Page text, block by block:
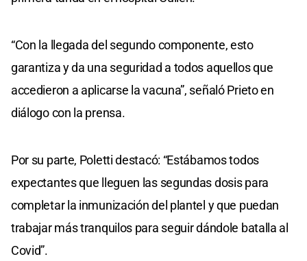
“Con la llegada del segundo componente, esto
garantiza y da una seguridad a todos aquellos que
accedieron a aplicarse la vacuna”, señaló Prieto en
diálogo con la prensa.
Por su parte, Poletti destacó: “Estábamos todos
expectantes que lleguen las segundas dosis para
completar la inmunización del plantel y que puedan
trabajar más tranquilos para seguir dándole batalla al
Covid”.